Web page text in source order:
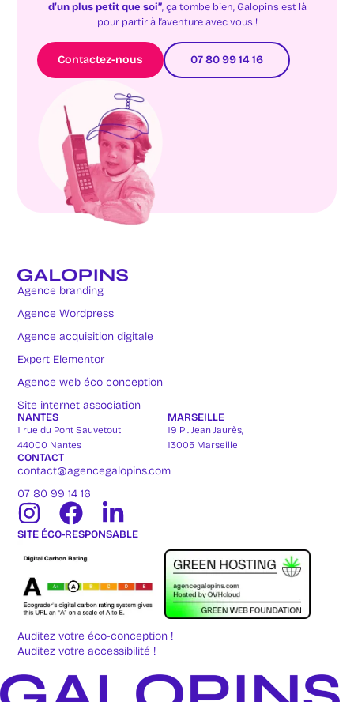
d’un plus petit que soi”, ça tombe bien, Galopins est là
pour partir à l’aventure avec vous !
Contactez-nous 07 80 99 14 16
Agence branding
Agence Wordpress
Agence acquisition digitale
Expert Elementor
Agence web éco conception
Site internet association
NANTES
1 rue du Pont Sauvetout
44000 Nantes
MARSEILLE
19 Pl. Jean Jaurès,
13005 Marseille
CONTACT
contact@agencegalopins.com
07 80 99 14 16
SITE ÉCO-RESPONSABLE
Auditez votre éco-conception !
Auditez votre accessibilité !